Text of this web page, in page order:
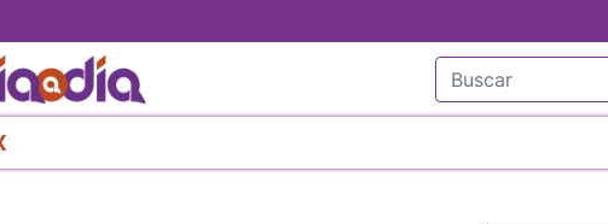
al
contenido
principal